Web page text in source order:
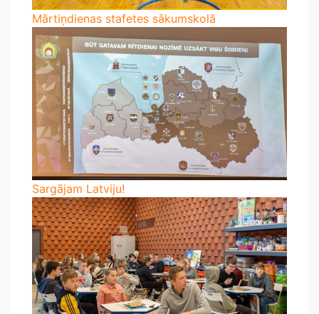
Mārtiņdienas stafetes sākumskolā
Sargājam Latviju!